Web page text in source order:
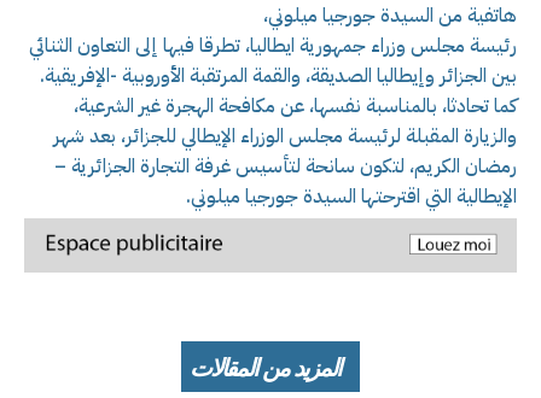
هاتفية من السيدة جورجيا ميلوني،
رئيسة مجلس وزراء جمهورية ايطاليا، تطرقا فيها إلى التعاون الثنائي
بين الجزائر وإيطاليا الصديقة، والقمة المرتقبة الأوروبية -الإفريقية.
كما تحادثا، بالمناسبة نفسها، عن مكافحة الهجرة غير الشرعية،
والزيارة المقبلة لرئيسة مجلس الوزراء الإيطالي للجزائر، بعد شهر
رمضان الكريم، لتكون سانحة لتأسيس غرفة التجارة الجزائرية –
الإيطالية التي اقترحتها السيدة جورجيا ميلوني.
المزيد من المقالات